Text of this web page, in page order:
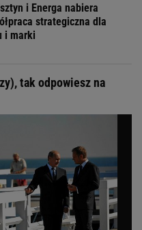
i Energa nabiera
strategiczna dla
i marki
tak odpowiesz na